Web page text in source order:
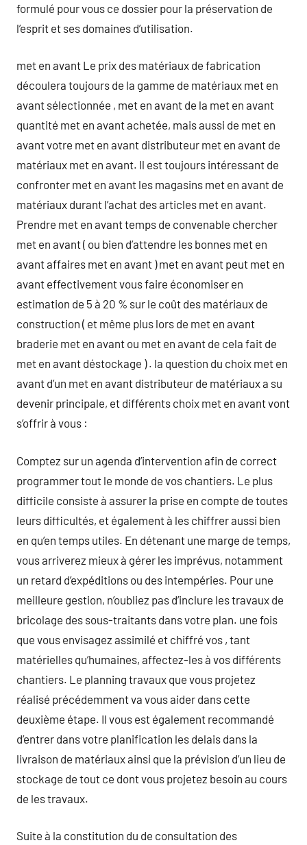
formulé pour vous ce dossier pour la préservation de
l’esprit et ses domaines d’utilisation.
met en avant Le prix des matériaux de fabrication
découlera toujours de la gamme de matériaux met en
avant sélectionnée , met en avant de la met en avant
quantité met en avant achetée, mais aussi de met en
avant votre met en avant distributeur met en avant de
matériaux met en avant. Il est toujours intéressant de
confronter met en avant les magasins met en avant de
matériaux durant l’achat des articles met en avant.
Prendre met en avant temps de convenable chercher
met en avant ( ou bien d’attendre les bonnes met en
avant affaires met en avant ) met en avant peut met en
avant effectivement vous faire économiser en
estimation de 5 à 20 % sur le coût des matériaux de
construction ( et même plus lors de met en avant
braderie met en avant ou met en avant de cela fait de
met en avant déstockage ) . la question du choix met en
avant d’un met en avant distributeur de matériaux a su
devenir principale, et différents choix met en avant vont
s’offrir à vous :
Comptez sur un agenda d’intervention afin de correct
programmer tout le monde de vos chantiers. Le plus
difficile consiste à assurer la prise en compte de toutes
leurs difficultés, et également à les chiffrer aussi bien
en qu’en temps utiles. En détenant une marge de temps,
vous arriverez mieux à gérer les imprévus, notamment
un retard d’expéditions ou des intempéries. Pour une
meilleure gestion, n’oubliez pas d’inclure les travaux de
bricolage des sous-traitants dans votre plan. une fois
que vous envisagez assimilé et chiffré vos , tant
matérielles qu’humaines, affectez-les à vos différents
chantiers. Le planning travaux que vous projetez
réalisé précédemment va vous aider dans cette
deuxième étape. Il vous est également recommandé
d’entrer dans votre planification les delais dans la
livraison de matériaux ainsi que la prévision d’un lieu de
stockage de tout ce dont vous projetez besoin au cours
de les travaux.
Suite à la constitution du de consultation des